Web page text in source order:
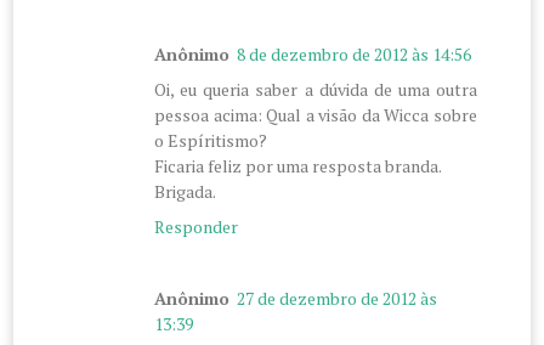
Anônimo 8 de dezembro de 2012 às 14:56
Oi, eu queria saber a dúvida de uma outra
pessoa acima: Qual a visão da Wicca sobre
o Espíritismo?
Ficaria feliz por uma resposta branda.
Brigada.
Responder
Anônimo 27 de dezembro de 2012 às
13:39